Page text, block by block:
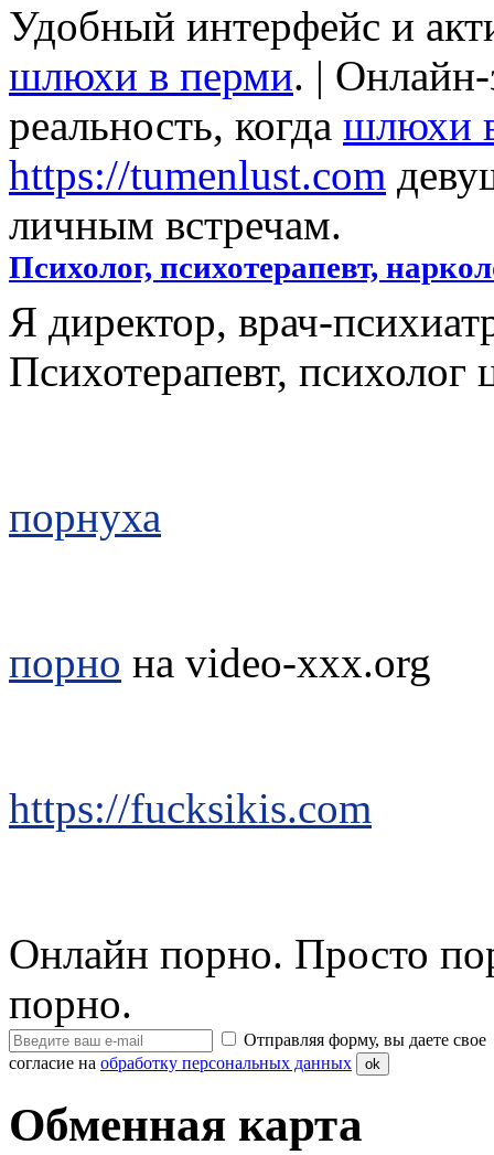
Удобный интерфейс и
шлюхи в перми. | Онлайн-
реальность, когда шлюхи
https://tumenlust.com
личным встречам.
Психолог, психотерапевт,
Я директор, врач-
Психотерапевт,
порнуха
порно на video-xxx.org
https://fucksikis.com
Онлайн порно. Просто
порно.
Отправляя форму, вы даете свое
согласие на обработку персональных данных ok
Обменная карта